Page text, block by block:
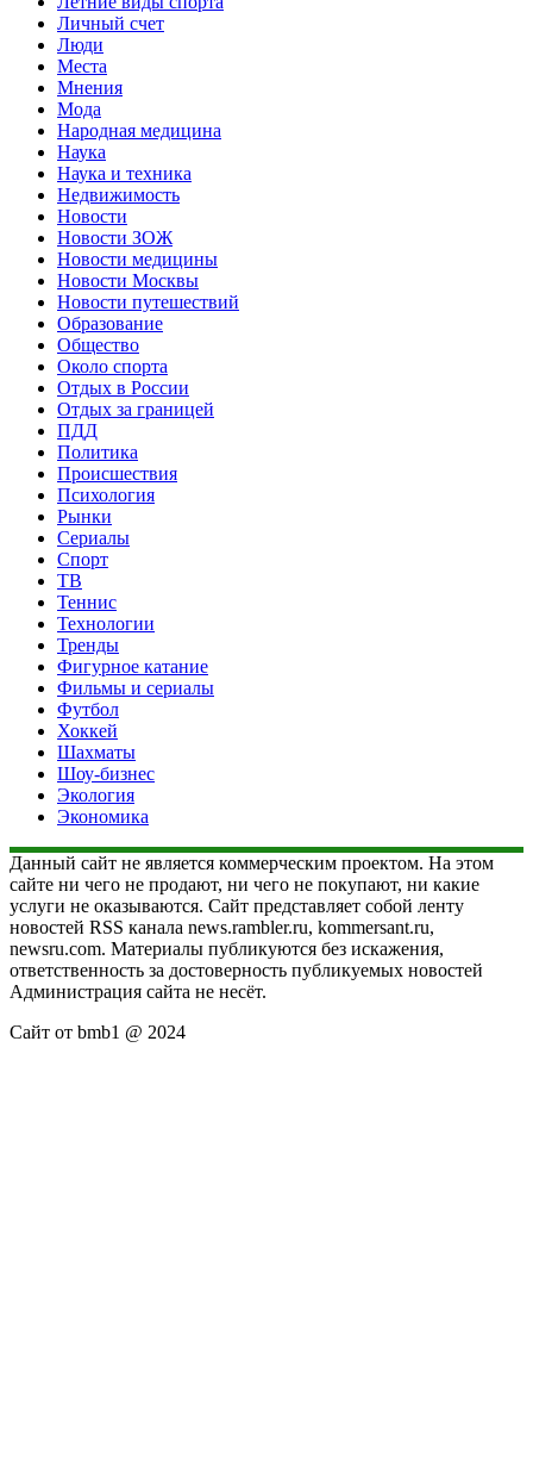
Личный счет
Люди
Места
Мнения
Мода
Народная медицина
Наука
Наука и техника
Недвижимость
Новости
Новости ЗОЖ
Новости медицины
Новости Москвы
Новости путешествий
Образование
Общество
Около спорта
Отдых в России
Отдых за границей
ПДД
Политика
Происшествия
Психология
Рынки
Сериалы
Спорт
ТВ
Теннис
Технологии
Тренды
Фигурное катание
Фильмы и сериалы
Футбол
Хоккей
Шахматы
Шоу-бизнес
Экология
Экономика
Данный сайт не является коммерческим проектом. На этом
сайте ни чего не продают, ни чего не покупают, ни какие
услуги не оказываются. Сайт представляет собой ленту
новостей RSS канала news.rambler.ru, kommersant.ru,
newsru.com. Материалы публикуются без искажения,
ответственность за достоверность публикуемых новостей
Администрация сайта не несёт.
Сайт от bmb1 @ 2024